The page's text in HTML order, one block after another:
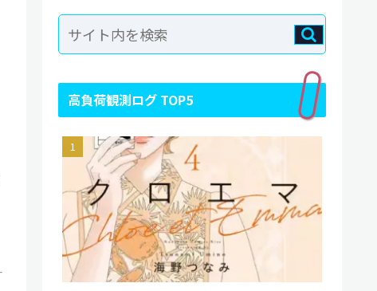
高負荷観測ログ TOP5